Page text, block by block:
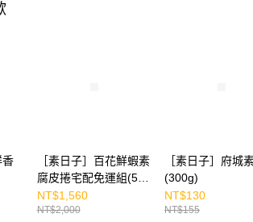
香
［素日子］百花鮮蝦素
腐皮捲宅配免運組(5
盒)
NT$1,560
NT$2,000
［素日子］府城
(300g)
NT$130
NT$155